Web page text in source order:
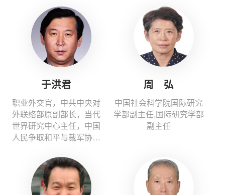
于洪君
职业外交官，中共中央对
外联络部原副部长，当代
世界研究中心主任，中国
人民争取和平与裁军协会
周 弘
中国社会科学院国际研究
学部副主任,国际研究学部
副主任